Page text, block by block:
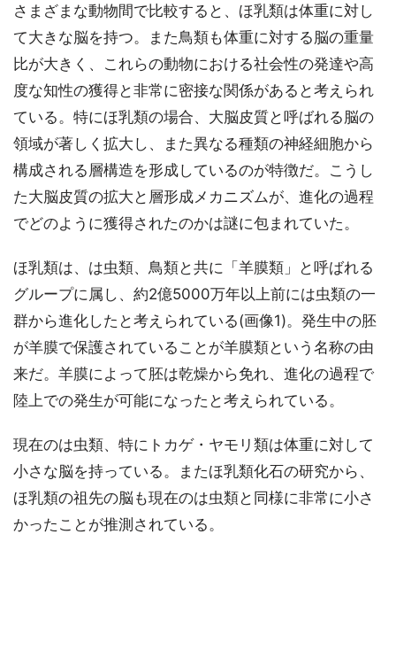
さまざまな動物間で比較すると、ほ乳類は体重に対し
て大きな脳を持つ。また鳥類も体重に対する脳の重量
比が大きく、これらの動物における社会性の発達や高
度な知性の獲得と非常に密接な関係があると考えられ
ている。特にほ乳類の場合、大脳皮質と呼ばれる脳の
領域が著しく拡大し、また異なる種類の神経細胞から
構成される層構造を形成しているのが特徴だ。こうし
た大脳皮質の拡大と層形成メカニズムが、進化の過程
でどのように獲得されたのかは謎に包まれていた。
ほ乳類は、は虫類、鳥類と共に「羊膜類」と呼ばれる
グループに属し、約2億5000万年以上前には虫類の一
群から進化したと考えられている(画像1)。発生中の胚
が羊膜で保護されていることが羊膜類という名称の由
来だ。羊膜によって胚は乾燥から免れ、進化の過程で
陸上での発生が可能になったと考えられている。
現在のは虫類、特にトカゲ・ヤモリ類は体重に対して
小さな脳を持っている。またほ乳類化石の研究から、
ほ乳類の祖先の脳も現在のは虫類と同様に非常に小さ
かったことが推測されている。